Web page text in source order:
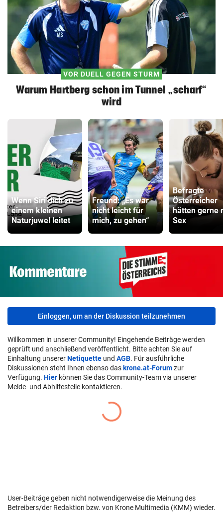
VOR DUELL GEGEN STURM
Warum Hartberg schon im Tunnel „scharf“
wird
Wenn Siri dich zu
einem kleinen
Naturjuwel leitet
Freund: „Es war
nicht leicht für
mich, zu gehen“
Befragte
Österreicher
hätten gerne
Sex
Einloggen, um an der Diskussion teilzunehmen
Willkommen in unserer Community! Eingehende Beiträge werden
geprüft und anschließend veröffentlicht. Bitte achten Sie auf
Einhaltung unsererNetiquette und AGB. Für ausführliche
Diskussionen steht Ihnen ebenso das krone.at-Forumzur
Verfügung. Hier können Sie das Community-Team via unserer
Melde- und Abhilfestelle kontaktieren.
User-Beiträge geben nicht notwendigerweise die Meinung des
Betreibers/der Redaktion bzw. von Krone Multimedia (KMM) wieder.